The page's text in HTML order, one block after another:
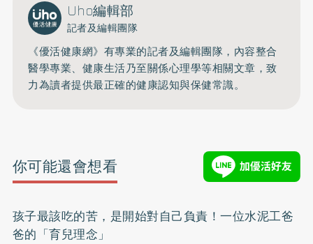
Uho編輯部
記者及編輯團隊
《優活健康網》有專業的記者及編輯團隊，內容整合
醫學專業、健康生活乃至關係心理學等相關文章，致
力為讀者提供最正確的健康認知與保健常識。
你可能還會想看
孩子最該吃的苦，是開始對自己負責！一位水泥工爸
爸的「育兒理念」